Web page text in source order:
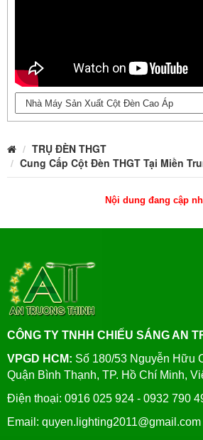
TRỤ ĐÈN THGT
Cung Cấp Cột Đèn THGT Tại Miền
Nội dung đang cập
CÔNG TY TNHH CHIẾU SÁNG AN
VPGD HCM: Số 180/53 Nguyễn Hữu
Quận Bình Thạnh, TP. Hồ Chí Minh,
Điện thoại: 0916 025 924 - 0932 790
Email: quyen.lighting2011@gmail.com